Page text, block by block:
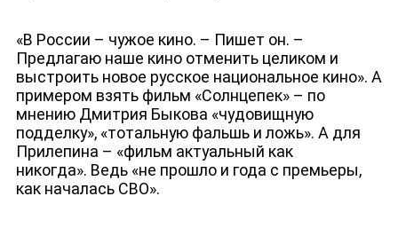
«В России – чужое кино. – Пишет он. –
Предлагаю наше кино отменить целиком и
выстроить новое русское национальное кино». А
примером взять фильм «Солнцепек» – по
мнению Дмитрия Быкова «чудовищную
подделку», «тотальную фальшь и ложь». А для
Прилепина – «фильм актуальный как
никогда». Ведь «не прошло и года с премьеры,
как началась СВО».